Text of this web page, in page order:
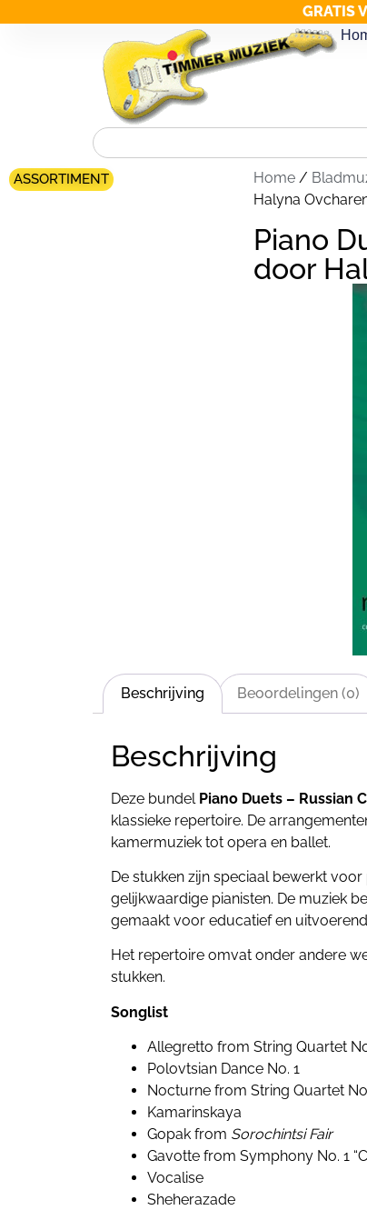
GRATIS
ASSORTIMENT Home/
Halyna
Piano
door
Beschrijving Beoordelingen (0)
Beschrijving
Deze bundel Piano Duets – Russian
klassieke repertoire. De
kamermuziek tot opera en ballet.
De stukken zijn speciaal bewerkt voor
gelijkwaardige pianisten. De muziek
gemaakt voor educatief en
Het repertoire omvat onder andere
stukken.
Songlist
Allegretto from String Quartet
Polovtsian Dance No. 1
Nocturne from String Quartet
Kamarinskaya
Gopak from Sorochintsi Fair
Gavotte from Symphony No. 1
Vocalise
Sheherazade